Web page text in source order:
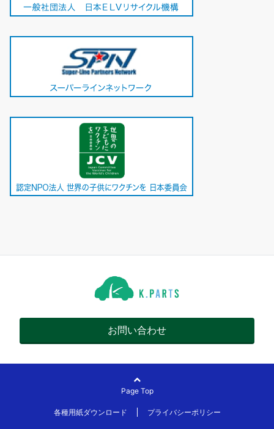
お問い合わせ
Page Top
各種用紙ダウンロード プライバシーポリシー